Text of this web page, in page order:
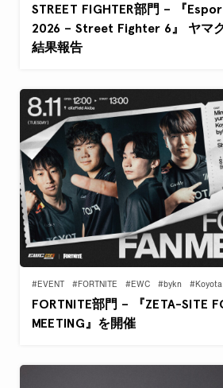
STREET FIGHTER部門 – 『
2026 – Street Fighter 6』 ヤマ
結果報告
#EVENT #FORTNITE #EWC #bykn #Koyota
FORTNITE部門 – 『ZETA-SITE
MEETING』を開催